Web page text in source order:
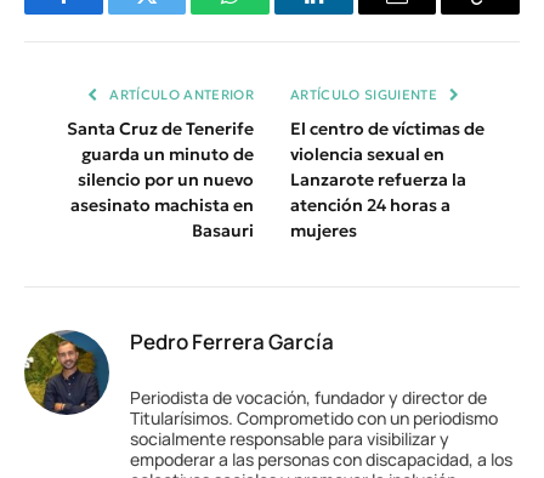
FacebookTwitter WhatsAppLinkedInEmail
Copiar
ARTÍCULO ANTERIOR
Santa Cruz de Tenerife
guarda un minuto de
silencio por un nuevo
asesinato machista en
Basauri
ARTÍCULO SIGUIENTE
El centro de víctimas de
violencia sexual en
Lanzarote refuerza la
atención 24 horas a
mujeres
Pedro Ferrera García
Periodista de vocación, fundador y director de
Titularísimos. Comprometido con un periodismo
socialmente responsable para visibilizar y
empoderar a las personas con discapacidad, a los